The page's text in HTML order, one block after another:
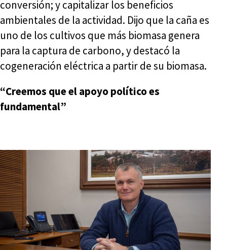
conversión; y capitalizar los beneficios
ambientales de la actividad. Dijo que la caña es
uno de los cultivos que más biomasa genera
para la captura de carbono, y destacó la
cogeneración eléctrica a partir de su biomasa.
“Creemos que el apoyo político es
fundamental”